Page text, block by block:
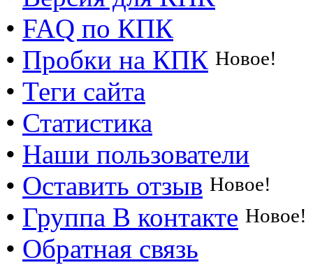
• FAQ по КПК
• Пробки на КПК Новое!
• Теги сайта
• Статистика
• Наши пользователи
• Оставить отзыв Новое!
• Группа В контакте Новое!
• Обратная связь